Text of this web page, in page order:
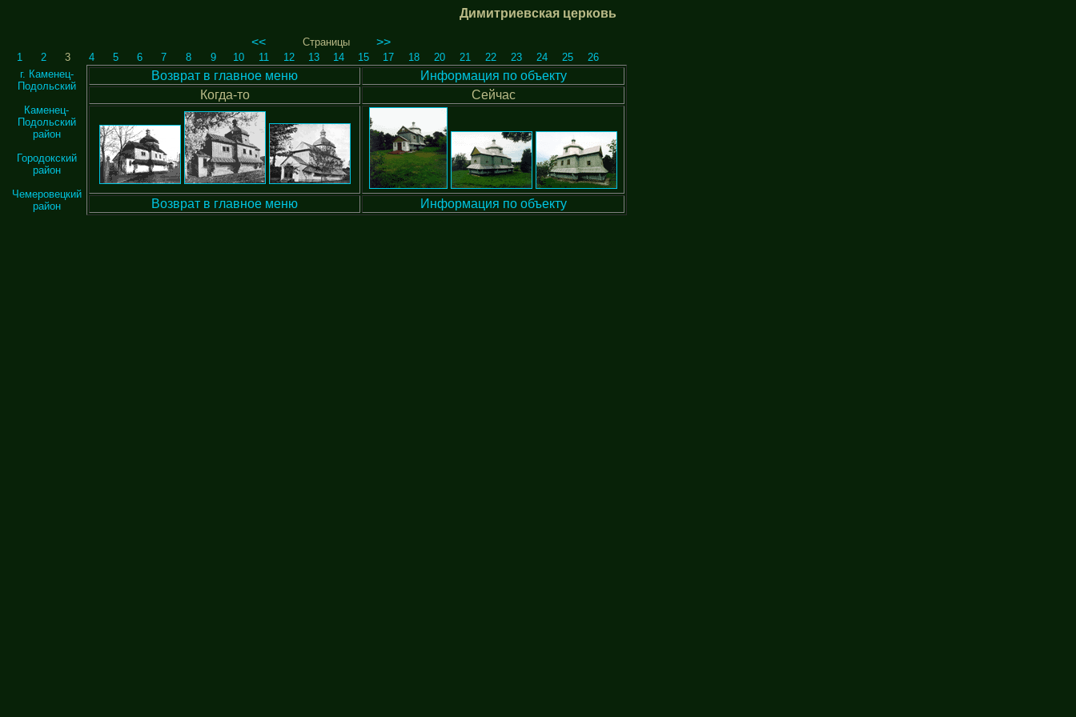
Димитриевская церковь
<< Страницы >>
1 2 3 4 5 6 7 8 9 10 11 12 13 14 15 17 18 20 21 22 23 24 25
26
г. Каменец-
Подольский
Каменец-
Подольский
район
Городокский
район
Чемеровецкий
район
Возврат в главное меню
Информация по объекту
Когда-то
Сейчас
Возврат в главное меню Информация по объекту